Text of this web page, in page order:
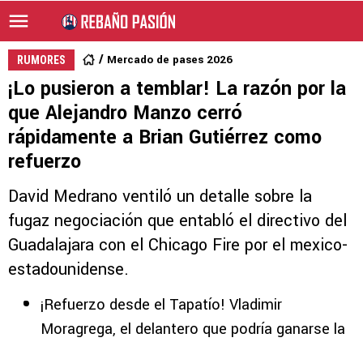
RUMORES Mercado de pases 2026
¡Lo pusieron a temblar! La razón por la
que Alejandro Manzo cerró
rápidamente a Brian Gutiérrez como
refuerzo
David Medrano ventiló un detalle sobre la
fugaz negociación que entabló el directivo del
Guadalajara con el Chicago Fire por el mexico-
estadounidense.
¡Refuerzo desde el Tapatío! Vladimir
Moragrega, el delantero que podría ganarse la